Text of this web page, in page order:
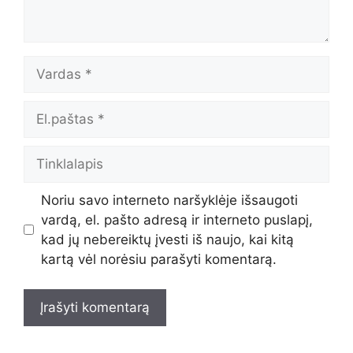
Noriu savo interneto naršyklėje išsaugoti
vardą, el. pašto adresą ir interneto puslapį,
kad jų nebereiktų įvesti iš naujo, kai kitą
kartą vėl norėsiu parašyti komentarą.